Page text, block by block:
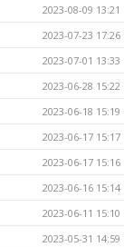
2023-08-09 13:21
2023-07-23 17:26
2023-07-01 13:33
2023-06-28 15:22
2023-06-18 15:19
2023-06-17 15:17
2023-06-17 15:16
2023-06-16 15:14
2023-06-11 15:10
2023-05-31 14:59